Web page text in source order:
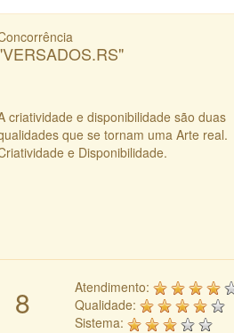
criatividade e disponibilidade são duas
que se tornam uma Arte real.
e Disponibilidade.
8
Atendimento:
Qualidade:
Sistema: